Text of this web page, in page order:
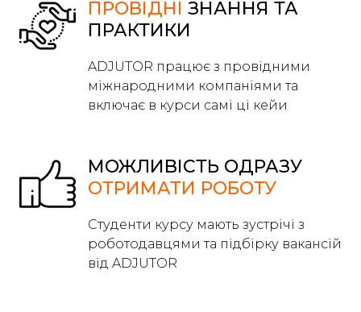
ПРОВІДНІ ЗНАННЯ ТА
ПРАКТИКИ
ADJUTOR працює з провідними
міжнародними компаніями та
включає в курси самі ці кейи
МОЖЛИВІСТЬ ОДРАЗУ
ОТРИМАТИ РОБОТУ
Студенти курсу мають зустрічі з
роботодавцями та підбірку вакансій
від ADJUTOR